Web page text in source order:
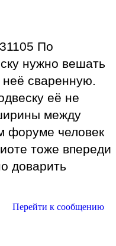
По
нужно вешать
сваренную.
её не
между
форуме человек
тоже впереди
доварить
Перейти к сообщению